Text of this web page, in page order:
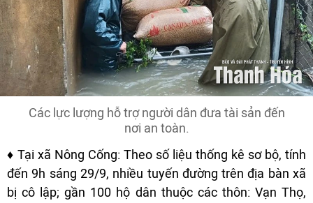
Các lực lượng hỗ trợ người dân đưa tài sản đến
nơi an toàn.
♦ Tại xã Nông Cống: Theo số liệu thống kê sơ bộ, tính
đến 9h sáng 29/9, nhiều tuyến đường trên địa bàn xã
bị cô lập; gần 100 hộ dân thuộc các thôn: Vạn Thọ,